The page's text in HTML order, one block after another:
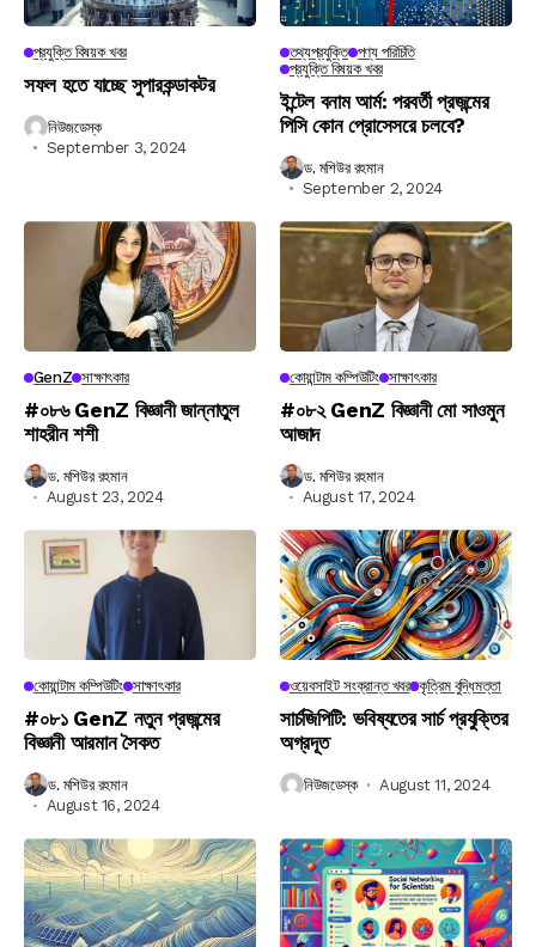
প্রযুক্তি বিষয়ক খবর
সফল হতে যাচ্ছে সুপারকন্ডাকটর
নিউজডেস্ক
September 3, 2024
তথ্যপ্রযুক্তি পণ্য পরিচিতি
প্রযুক্তি বিষয়ক খবর
ইন্টেল বনাম আর্ম: পরবর্তী প্রজন্মের
পিসি কোন প্রোসেসরে চলবে?
ড. মশিউর রহমান
September 2, 2024
GenZ সাক্ষাৎকার
#০৮৬ GenZ বিজ্ঞানী জান্নাতুল
শাহরীন শশী
ড. মশিউর রহমান
August 23, 2024
কোয়ান্টাম কম্পিউটিং সাক্ষাৎকার
#০৮২ GenZ বিজ্ঞানী মো সাওমুন
আজাদ
ড. মশিউর রহমান
August 17, 2024
কোয়ান্টাম কম্পিউটিং সাক্ষাৎকার
#০৮১ GenZ নতুন প্রজন্মের
বিজ্ঞানী আরমান সৈকত
ড. মশিউর রহমান
August 16, 2024
ওয়েবসাইট সংক্রান্ত খবর কৃত্রিম বুদ্ধিমত্তা
সার্চজিপিটি: ভবিষ্যতের সার্চ প্রযুক্তির
অগ্রদূত
নিউজডেস্ক August 11, 2024